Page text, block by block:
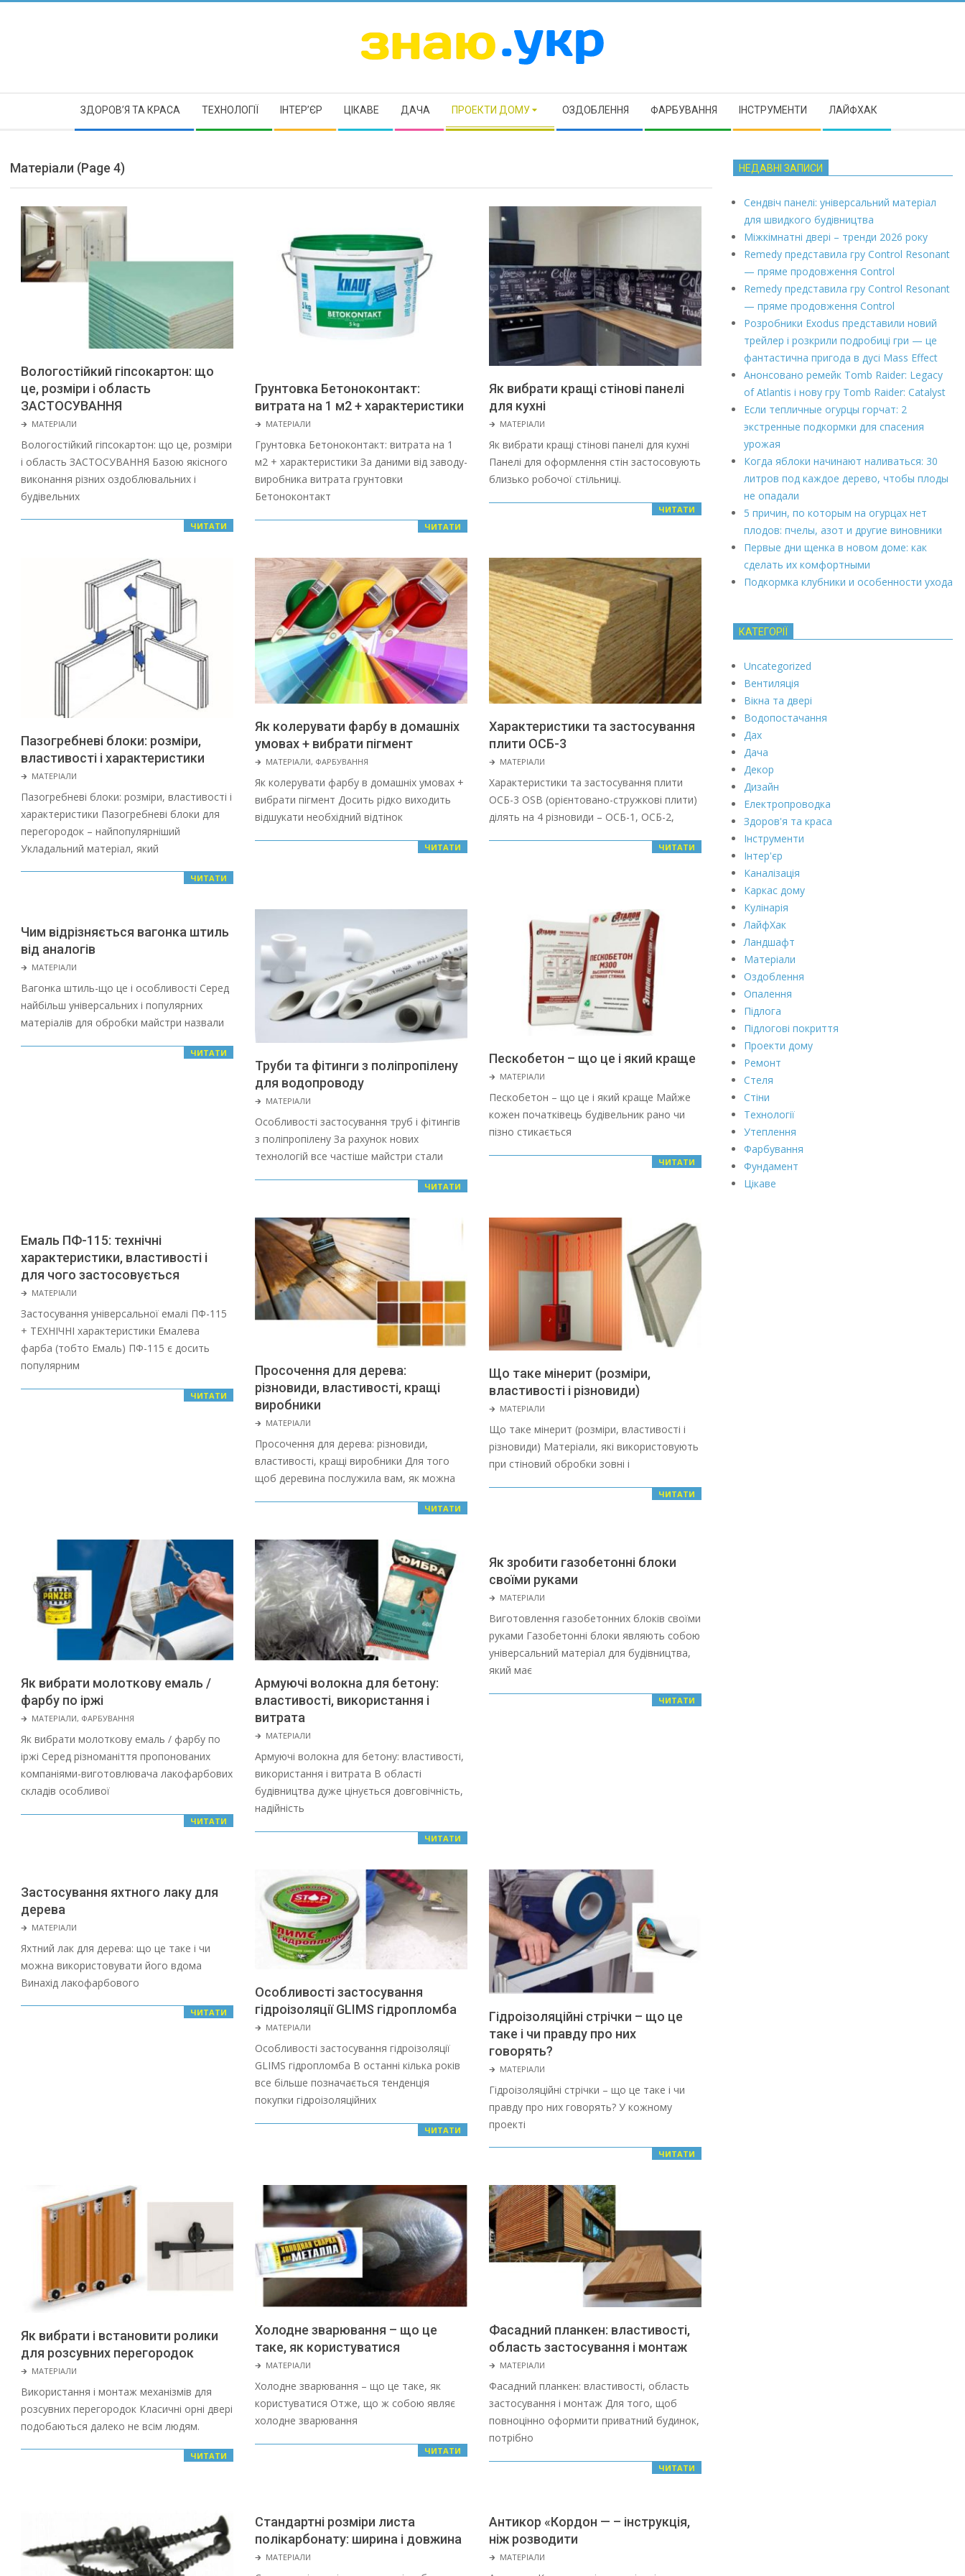
ЗНАЮ
ЗДОРОВ’Я ТА КРАСА ТЕХНОЛОГІЇ ІНТЕР’ЄР ЦІКАВЕ ДАЧА ПРОЕКТИ ДОМУ ОЗДОБЛЕННЯ ФАРБУВАННЯ ІНСТРУМЕНТИ ЛАЙФХАК
Матеріали (Page 4)
Вологостійкий гіпсокартон: що
це, розміри і область
ЗАСТОСУВАННЯ
2022-
01-
28
🡲 МАТЕРІАЛИ
Вологостійкий гіпсокартон: що це, розміри
і область ЗАСТОСУВАННЯ Базою якісного
виконання різних оздоблювальних і
будівельних
ЧИТАТИ
Грунтовка Бетоноконтакт:
витрата на 1 м2 + характеристики
2022-
01-
28
🡲 МАТЕРІАЛИ
Грунтовка Бетоноконтакт: витрата на 1
м2 + характеристики За даними від заводу-
виробника витрата грунтовки
Бетоноконтакт
ЧИТАТИ
Як вибрати кращі стінові панелі
для кухні
2022-
01-
28
🡲 МАТЕРІАЛИ
Як вибрати кращі стінові панелі для кухні
Панелі для оформлення стін застосовують
близько робочої стільниці.
ЧИТАТИ
Пазогребневі блоки: розміри,
властивості і характеристики
2022-
01-
🡲 МАТЕРІАЛИ
Пазогребневі блоки: розміри, властивості і
характеристики Пазогребневі блоки для
перегородок – найпопулярніший
Укладальний матеріал, який
ЧИТАТИ
Як колерувати фарбу в домашніх
умовах + вибрати пігмент
2022-
01-
28
🡲 МАТЕРІАЛИ, ФАРБУВАННЯ
Як колерувати фарбу в домашніх умовах +
вибрати пігмент Досить рідко виходить
відшукати необхідний відтінок
ЧИТАТИ
Характеристики та застосування
плити ОСБ-3
2022-
01-
28
🡲 МАТЕРІАЛИ
Характеристики та застосування плити
ОСБ-3 OSB (орієнтовано-стружкові плити)
ділять на 4 різновиди – ОСБ-1, ОСБ-2,
ЧИТАТИ
Чим відрізняється вагонка штиль
від аналогів
2022-
01-
28
🡲 МАТЕРІАЛИ
Вагонка штиль-що це і особливості Серед
найбільш універсальних і популярних
матеріалів для обробки майстри назвали
ЧИТАТИ
Труби та фітинги з поліпропілену
для водопроводу
2022-
01-
28
🡲 МАТЕРІАЛИ
Особливості застосування труб і фітингів
з поліпропілену За рахунок нових
технологій все частіше майстри стали
ЧИТАТИ
Пескобетон – що це і який краще
2022-
01-
28
🡲 МАТЕРІАЛИ
Пескобетон – що це і який краще Майже
кожен початківець будівельник рано чи
пізно стикається
ЧИТАТИ
Емаль ПФ-115: технічні
характеристики, властивості і
для чого застосовується
2022-
01-
28
🡲 МАТЕРІАЛИ
Застосування універсальної емалі ПФ-115
+ ТЕХНІЧНІ характеристики Емалева
фарба (тобто Емаль) ПФ-115 є досить
популярним
ЧИТАТИ
Просочення для дерева:
різновиди, властивості, кращі
виробники
2022-
01-
28
🡲 МАТЕРІАЛИ
Просочення для дерева: різновиди,
властивості, кращі виробники Для того
щоб деревина послужила вам, як можна
ЧИТАТИ
Що таке мінерит (розміри,
властивості і різновиди)
2022-
01-
28
🡲 МАТЕРІАЛИ
Що таке мінерит (розміри, властивості і
різновиди) Матеріали, які використовують
при стіновий обробки зовні і
ЧИТАТИ
Як вибрати молоткову емаль /
фарбу по іржі
2022-
01-
28
🡲 МАТЕРІАЛИ, ФАРБУВАННЯ
Як вибрати молоткову емаль / фарбу по
іржі Серед різноманіття пропонованих
компаніями-виготовлювача лакофарбових
складів особливої
ЧИТАТИ
Армуючі волокна для бетону:
властивості, використання і
витрата
2022-
01-
28
🡲 МАТЕРІАЛИ
Армуючі волокна для бетону: властивості,
використання і витрата В області
будівництва дуже цінується довговічність,
надійність
ЧИТАТИ
Як зробити газобетонні блоки
своїми руками
2022-
01-
28
🡲 МАТЕРІАЛИ
Виготовлення газобетонних блоків своїми
руками Газобетонні блоки являють собою
універсальний матеріал для будівництва,
який має
ЧИТАТИ
Застосування яхтного лаку для
дерева
2022-
01-
🡲 МАТЕРІАЛИ
Яхтний лак для дерева: що це таке і чи
можна використовувати його вдома
Винахід лакофарбового
ЧИТАТИ
Особливості застосування
гідроізоляції GLIMS гідропломба
2022-
01-
28
🡲 МАТЕРІАЛИ
Особливості застосування гідроізоляції
GLIMS гідропломба В останні кілька років
все більше позначається тенденція
покупки гідроізоляційних
ЧИТАТИ
Гідроізоляційні стрічки – що це
таке і чи правду про них
говорять?
2022-
01-
🡲 МАТЕРІАЛИ
Гідроізоляційні стрічки – що це таке і чи
правду про них говорять? У кожному
проекті
ЧИТАТИ
Як вибрати і встановити ролики
для розсувних перегородок
2022-
01-
🡲 МАТЕРІАЛИ
Використання і монтаж механізмів для
розсувних перегородок Класичні орні двері
подобаються далеко не всім людям.
ЧИТАТИ
Холодне зварювання – що це
таке, як користуватися
2022-
01-
28
🡲 МАТЕРІАЛИ
Холодне зварювання – що це таке, як
користуватися Отже, що ж собою являє
холодне зварювання
ЧИТАТИ
Фасадний планкен: властивості,
область застосування і монтаж
2022-
01-
28
🡲 МАТЕРІАЛИ
Фасадний планкен: властивості, область
застосування і монтаж Для того, щоб
повноцінно оформити приватний будинок,
потрібно
ЧИТАТИ
Стандартні розміри листа
полікарбонату: ширина і довжина
2022-
01-
🡲 МАТЕРІАЛИ
Антикор «Кордон — – інструкція,
ніж розводити
2022-
01-
🡲 МАТЕРІАЛИ
НЕДАВНІ ЗАПИСИ
Сендвіч панелі: універсальний матеріал
для швидкого будівництва
Міжкімнатні двері – тренди 2026 року
Remedy представила гру Control Resonant
— пряме продовження Control
Remedy представила гру Control Resonant
— пряме продовження Control
Розробники Exodus представили новий
трейлер і розкрили подробиці гри — це
фантастична пригода в дусі Mass Effect
Анонсовано ремейк Tomb Raider: Legacy
of Atlantis і нову гру Tomb Raider: Catalyst
Если тепличные огурцы горчат: 2
экстренные подкормки для спасения
урожая
Когда яблоки начинают наливаться: 30
литров под каждое дерево, чтобы плоды
не опадали
5 причин, по которым на огурцах нет
плодов: пчелы, азот и другие виновники
Первые дни щенка в новом доме: как
сделать их комфортными
Подкормка клубники и особенности ухода
КАТЕГОРІЇ
Uncategorized
Вентиляція
Вікна та двері
Водопостачання
Дах
Дача
Декор
Дизайн
Електропроводка
Здоров'я та краса
Інструменти
Інтер'єр
Каналізація
Каркас дому
Кулінарія
ЛайфХак
Ландшафт
Матеріали
Оздоблення
Опалення
Підлога
Підлогові покриття
Проекти дому
Ремонт
Стеля
Стіни
Технології
Утеплення
Фарбування
Фундамент
Цікаве